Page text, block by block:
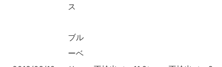
ス
ブル
ーベ